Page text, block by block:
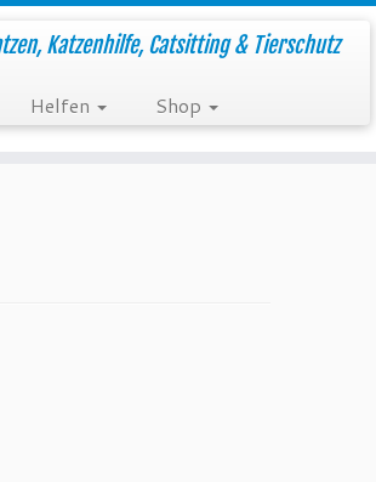
Katzenhilfe, Catsitting & Tierschutz
Helfen Shop